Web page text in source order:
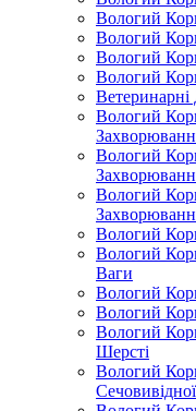
Вологий
Вологий
Вологий
Вологий
Вологий
Вологий
Вологий
Вологий
Вологий
Ваги
Вологий
Вологий
Вологий
Шерсті
Вологий